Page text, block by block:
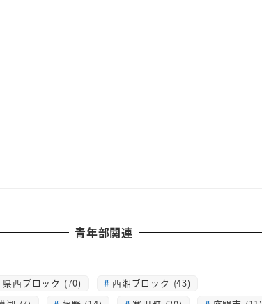
青年部関連
県西ブロック (70)
西湘ブロック (43)